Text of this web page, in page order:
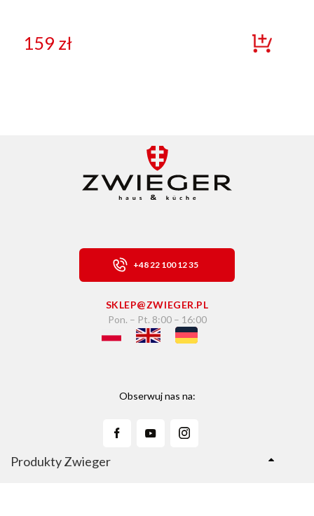
159 zł
+48 22 100 12 35
SKLEP@ZWIEGER.PL
Pon. – Pt. 8:00 – 16:00
Obserwuj nas na:
Produkty Zwieger